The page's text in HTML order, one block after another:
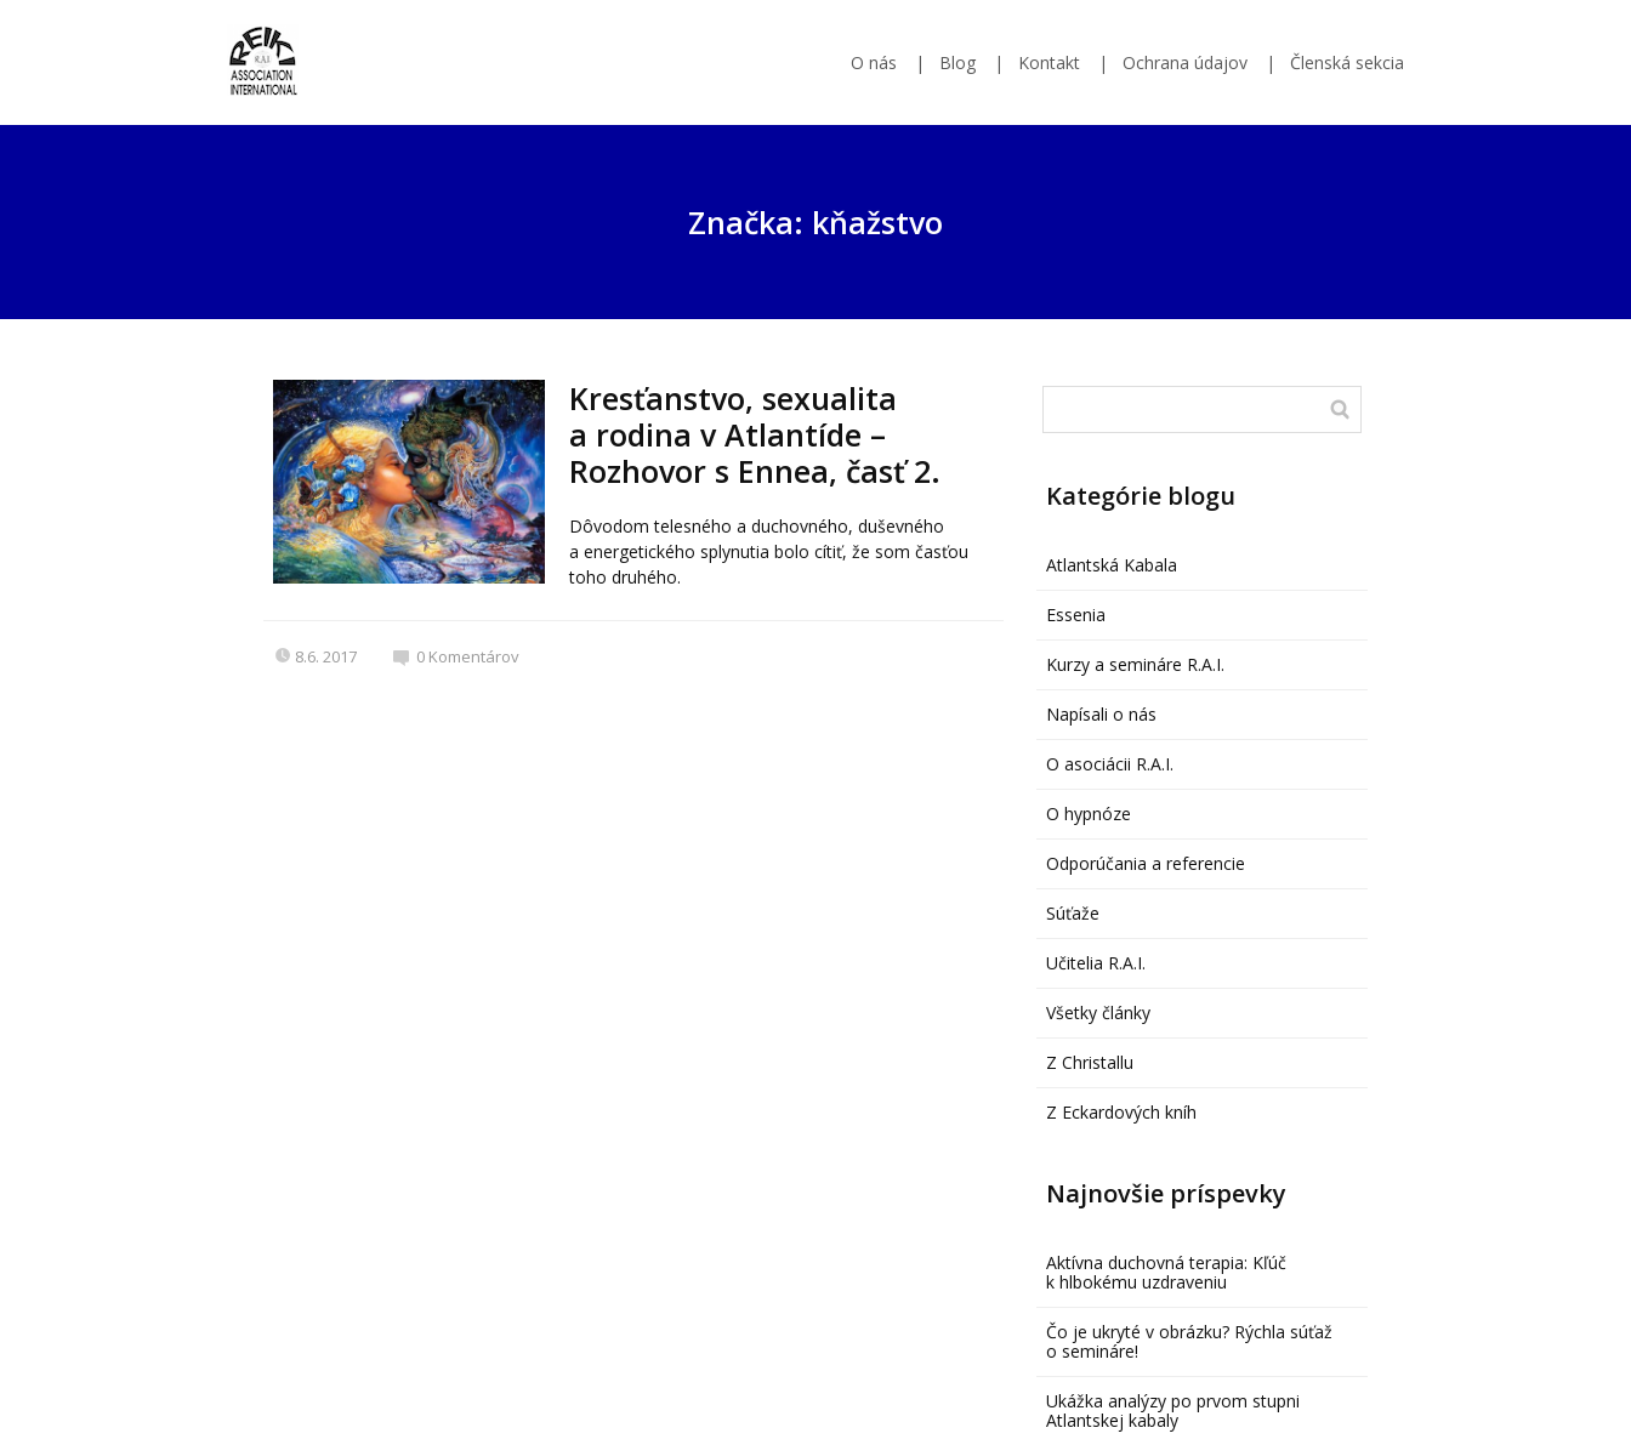
O nás Blog Kontakt Ochrana údajov Členská sekcia
Značka: kňažstvo
Kresťanstvo, sexualita
a rodina v Atlantíde –
Rozhovor s Ennea, časť 2.
Dôvodom telesného a duchovného, duševného
a energetického splynutia bolo cítiť, že som časťou
toho druhého.
8.6. 2017 0 Komentárov
Kategórie blogu
Atlantská Kabala
Essenia
Kurzy a semináre R.A.I.
Napísali o nás
O asociácii R.A.I.
O hypnóze
Odporúčania a referencie
Súťaže
Učitelia R.A.I.
Všetky články
Z Christallu
Z Eckardových kníh
Najnovšie príspevky
Aktívna duchovná terapia: Kľúč
k hlbokému uzdraveniu
Čo je ukryté v obrázku? Rýchla súťaž
o semináre!
Ukážka analýzy po prvom stupni
Atlantskej kabaly